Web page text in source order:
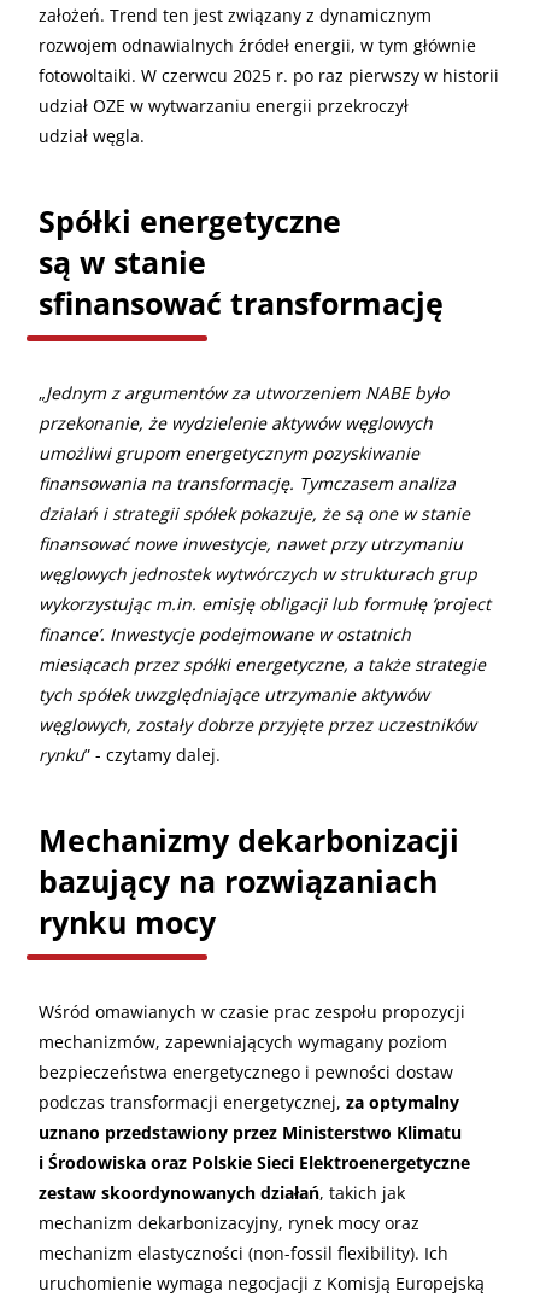
założeń. Trend ten jest związany z dynamicznym
rozwojem odnawialnych źródeł energii, w tym głównie
fotowoltaiki. W czerwcu 2025 r. po raz pierwszy w historii
udział OZE w wytwarzaniu energii przekroczył
udział węgla.
Spółki energetyczne
są w stanie
sfinansować transformację
„Jednym z argumentów za utworzeniem NABE było
przekonanie, że wydzielenie aktywów węglowych
umożliwi grupom energetycznym pozyskiwanie
finansowania na transformację. Tymczasem analiza
działań i strategii spółek pokazuje, że są one w stanie
finansować nowe inwestycje, nawet przy utrzymaniu
węglowych jednostek wytwórczych w strukturach grup
wykorzystując m.in. emisję obligacji lub formułę ‘project
finance’. Inwestycje podejmowane w ostatnich
miesiącach przez spółki energetyczne, a także strategie
tych spółek uwzględniające utrzymanie aktywów
węglowych, zostały dobrze przyjęte przez uczestników
rynku” - czytamy dalej.
Mechanizmy dekarbonizacji
bazujący na rozwiązaniach
rynku mocy
Wśród omawianych w czasie prac zespołu propozycji
mechanizmów, zapewniających wymagany poziom
bezpieczeństwa energetycznego i pewności dostaw
podczas transformacji energetycznej, za optymalny
uznano przedstawiony przez Ministerstwo Klimatu
i Środowiska oraz Polskie Sieci Elektroenergetyczne
zestaw skoordynowanych działań, takich jak
mechanizm dekarbonizacyjny, rynek mocy oraz
mechanizm elastyczności (non-fossil flexibility). Ich
uruchomienie wymaga negocjacji z Komisją Europejską